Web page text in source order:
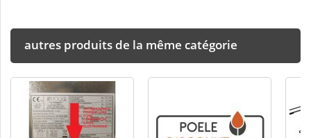
autres produits de la même catégorie